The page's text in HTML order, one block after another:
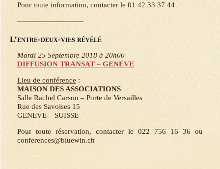
Pour toute information, contacter le 01 42 33 37 44
—————————
L’entre-deux-vies révélé
Mardi 25 Septembre 2018 à 20h00
DIFFUSION TRANSAT – GENEVE
Lieu de conférence :
MAISON DES ASSOCIATIONS
Salle Rachel Carson – Porte de Versailles
Rue des Savoises 15
GENEVE – SUISSE
Pour toute réservation, contacter le 022 756 16 36 ou
conferences@bluewin.ch
————————